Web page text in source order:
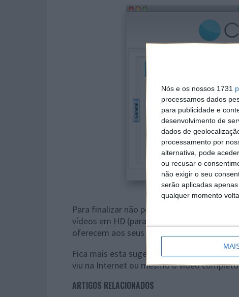
Nós e os nossos 1731
processamos dados
para publicidade e
desenvolvimento de
dados de
processamento por
alternativa, pode
ou recusar o
não exigir o seu
serão aplicadas
qualquer momento
Para finalizar não posso deixar de
vídeos em HD (para sites que suportem
oferecem aos seus utilizadores esta
Fica mais esta sugestão para poder
viu na Internet ou mesmo o vídeo
ARTIGOS RELACIONADOS